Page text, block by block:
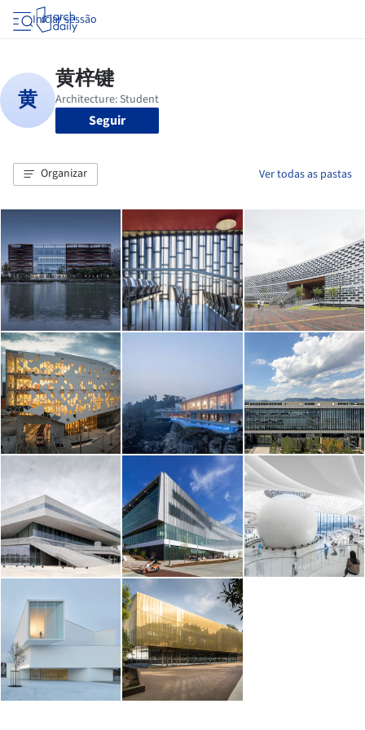
Iniciar sessão
Seguir
Organizar Ver todas as pastas